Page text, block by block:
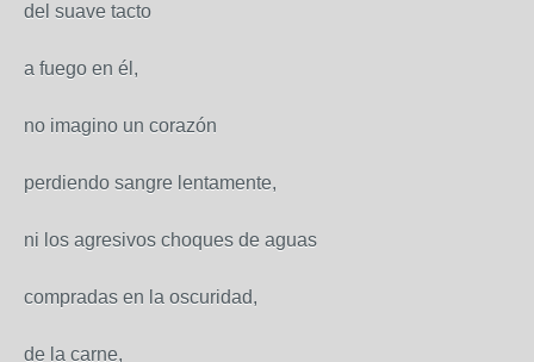
del suave tacto
a fuego en él,
no imagino un corazón
perdiendo sangre lentamente,
ni los agresivos choques de aguas
compradas en la oscuridad,
de la carne,